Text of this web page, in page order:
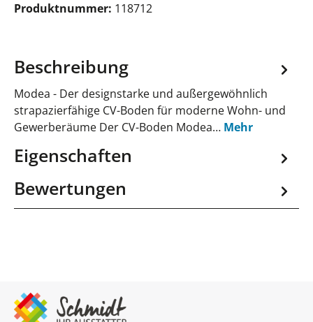
Produktnummer: 118712
Beschreibung
Modea - Der designstarke und außergewöhnlich
strapazierfähige CV-Boden für moderne Wohn- und
Gewerberäume Der CV-Boden Modea… Mehr
Eigenschaften
Bewertungen